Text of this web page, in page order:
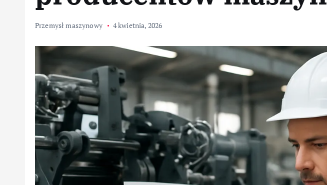
Przemysł maszynowy 4 kwietnia, 2026